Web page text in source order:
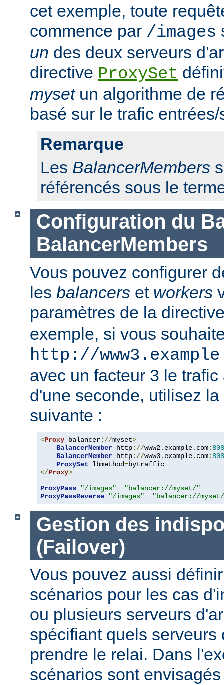
cet exemple, toute
commence par /images
un des deux serveurs
directive ProxySet
mysetun algorithme de
basé sur le trafic
Remarque
Les BalancerMembers
référencés sous le
Configuration du
BalancerMembers
Vous pouvez configurer
les balancers et workers
paramètres de la
exemple, si vous
http://
avec un facteur 3 le
d'une seconde, utilisez
suivante :
<Proxy balancer://myset>
BalancerMember http://www2. example. com:
BalancerMember http://www3. example. com:
ProxySet lbmethod=
</Proxy>
ProxyPass
"/images"
"balancer://myset/"
ProxyPassReverse
"/images" "balancer://
Gestion des
(Failover)
Vous pouvez aussi
scénarios pour les cas
ou plusieurs serveurs
spécifiant quels serveurs
prendre le relai. Dans
scénarios sont